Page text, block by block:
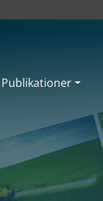
Publikationer